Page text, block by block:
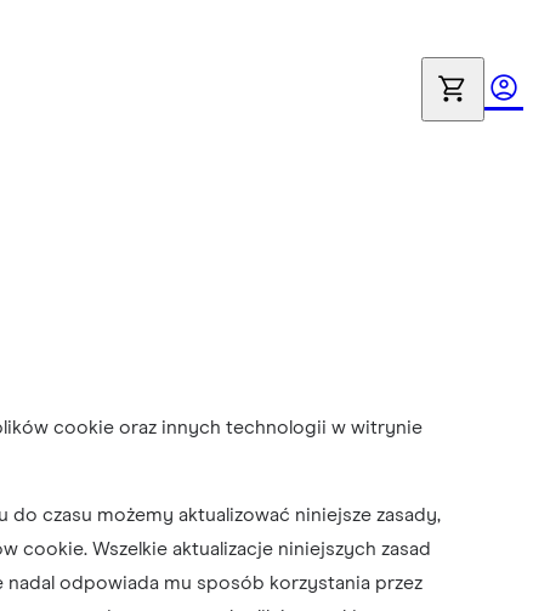
cookie oraz innych technologii w witrynie
czasu możemy aktualizować niniejsze zasady,
cookie. Wszelkie aktualizacje niniejszych zasad
odpowiada mu sposób korzystania przez